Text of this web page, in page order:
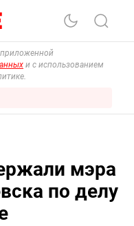
приложенной
и с использованием
мэра
по делу